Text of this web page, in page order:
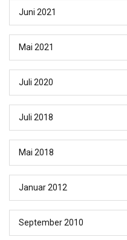
Juni 2021
Mai 2021
Juli 2020
Juli 2018
Mai 2018
Januar 2012
September 2010